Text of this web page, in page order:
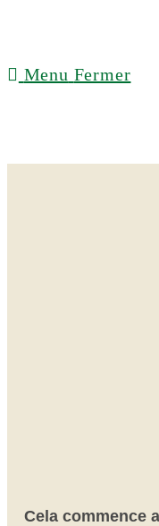
Menu Fermer
Cela commence